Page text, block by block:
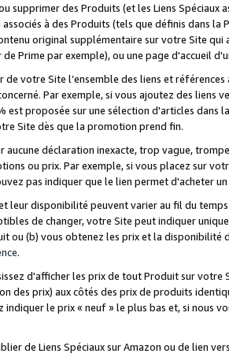
supprimer des Produits (et les Liens
à des Produits (tels que définis dans
original supplémentaire sur votre Site qui
de Prime par exemple), ou une page d'accueil
de votre Site l’ensemble des liens et
Par exemple, si vous ajoutez des
est proposée sur une sélection d'articles
Site dès que la promotion prend fin.
aucune déclaration inexacte, trop vague,
ou prix. Par exemple, si vous placez sur
pas indiquer que le lien permet d'acheter
leur disponibilité peuvent varier au fil du
de changer, votre Site peut indiquer
ou (b) vous obtenez les prix et la disponibilité
.
d'afficher les prix de tout Produit sur
des prix) aux côtés des prix de produits
indiquer le prix « neuf » le plus bas et, si nous
de Liens Spéciaux sur Amazon ou de lien